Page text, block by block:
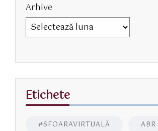
Arhive
Etichete
#SFOARAVIRTUALĂ ABR